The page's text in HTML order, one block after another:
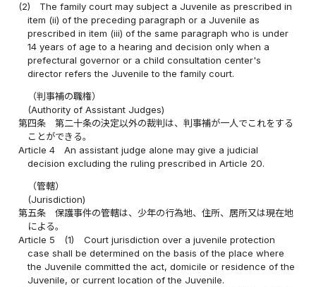
(2)
The family court may subject a Juvenile as prescribed in
item (ii) of the preceding paragraph or a Juvenile as
prescribed in item (iii) of the same paragraph who is under
14 years of age to a hearing and decision only when a
prefectural governor or a child consultation center's
director refers the Juvenile to the family court.
（判事補の職権）
(Authority of Assistant Judges)
第四条
第二十条の決定以外の裁判は、判事補が一人でこれをする
ことができる。
Article 4
An assistant judge alone may give a judicial
decision excluding the ruling prescribed in Article 20.
（管轄）
(Jurisdiction)
第五条
保護事件の管轄は、少年の行為地、住所、居所又は現在地
による。
Article 5
(1)
Court jurisdiction over a juvenile protection
case shall be determined on the basis of the place where
the Juvenile committed the act, domicile or residence of the
Juvenile, or current location of the Juvenile.